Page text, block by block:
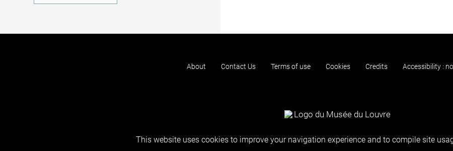
About Contact Us Terms of use Cookies Credits Accessibility :
This website uses cookies to improve your navigation experience and to compile site